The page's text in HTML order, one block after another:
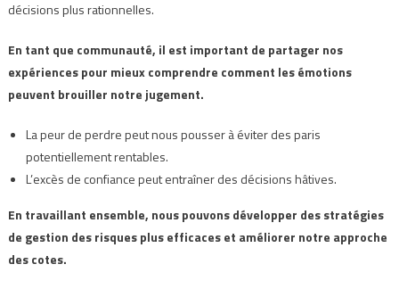
décisions plus rationnelles.
En tant que communauté, il est important de partager nos
expériences pour mieux comprendre comment les émotions
peuvent brouiller notre jugement.
La peur de perdre peut nous pousser à éviter des paris
potentiellement rentables.
L’excès de confiance peut entraîner des décisions hâtives.
En travaillant ensemble, nous pouvons développer des stratégies
de gestion des risques plus efficaces et améliorer notre approche
des cotes.